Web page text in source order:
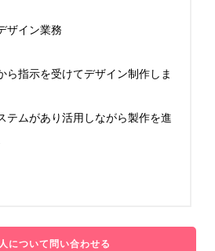
ザイン業務
ら指示を受けてデザイン制作しま
テムがあり活用しながら製作を進
について問い合わせる